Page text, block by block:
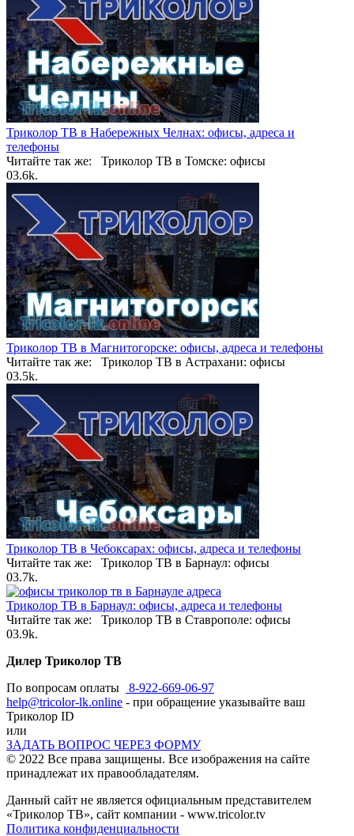
Триколор ТВ в Набережных Челнах: офисы, адреса и
телефоны
Читайте так же: Триколор ТВ в Томске: офисы
03.6k.
Триколор ТВ в Магнитогорске: офисы, адреса и телефоны
Читайте так же: Триколор ТВ в Астрахани: офисы
03.5k.
Триколор ТВ в Чебоксарах: офисы, адреса и телефоны
Читайте так же: Триколор ТВ в Барнаул: офисы
03.7k.
Триколор ТВ в Барнаул: офисы, адреса и телефоны
Читайте так же: Триколор ТВ в Ставрополе: офисы
03.9k.
Дилер Триколор ТВ
По вопросам оплаты
8-922-669-06-97
help@tricolor-lk.online - при обращение указывайте ваш
Триколор ID
или
ЗАДАТЬ ВОПРОС ЧЕРЕЗ ФОРМУ
© 2022 Все права защищены. Все изображения на сайте
принадлежат их правообладателям.
Данный сайт не является официальным представителем
«Триколор ТВ», сайт компании - www.tricolor.tv
Политика конфиденциальности